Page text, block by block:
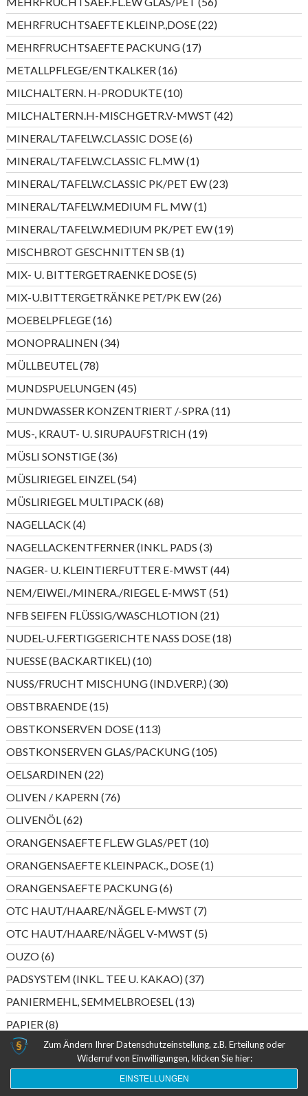
Produkte
MEHRFRUCHTSAEFTE KLEINP.,DOSE 2222
Produkte
MEHRFRUCHTSAEFTE PACKUNG 1717
Produkte
METALLPFLEGE/ENTKALKER 1616
Produkte
MILCHALTERN. H-PRODUKTE 1010
Produkte
MILCHALTERN.H-MISCHGETR.V-MWST 4242
Produkte
MINERAL/TAFELW.CLASSIC DOSE 66
Produkte
MINERAL/TAFELW.CLASSIC FL.MW 11
Produkt
MINERAL/TAFELW.CLASSIC PK/PET EW 2323
Produkte
MINERAL/TAFELW.MEDIUM FL. MW 11
Produkt
MINERAL/TAFELW.MEDIUM PK/PET EW 1919
Produkte
MISCHBROT GESCHNITTEN SB 11
Produkt
MIX- U. BITTERGETRAENKE DOSE 55
Produkte
MIX-U.BITTERGETRÄNKE PET/PK EW 2626
Produkte
MOEBELPFLEGE 1616
Produkte
MONOPRALINEN 3434
Produkte
MÜLLBEUTEL 7878
Produkte
MUNDSPUELUNGEN 4545
Produkte
MUNDWASSER KONZENTRIERT /-SPRA 1111
Produkte
MUS-, KRAUT- U. SIRUPAUFSTRICH 1919
Produkte
MÜSLI SONSTIGE 3636
Produkte
MÜSLIRIEGEL EINZEL 5454
Produkte
MÜSLIRIEGEL MULTIPACK 6868
Produkte
NAGELLACK 44
Produkte
NAGELLACKENTFERNER (INKL. PADS 33
Produkte
NAGER- U. KLEINTIERFUTTER E-MWST 4444
Produkte
NEM/EIWEI./MINERA./RIEGEL E-MWST 5151
Produkte
NFB SEIFEN FLÜSSIG/WASCHLOTION 2121
Produkte
NUDEL-U.FERTIGGERICHTE NASS DOSE 1818
Produkte
NUESSE (BACKARTIKEL) 1010
Produkte
NUSS/FRUCHT MISCHUNG (IND.VERP.) 3030
Produkte
OBSTBRAENDE 1515
Produkte
OBSTKONSERVEN DOSE 113113
Produkte
OBSTKONSERVEN GLAS/PACKUNG 105105
Produkte
OELSARDINEN 2222
Produkte
OLIVEN / KAPERN 7676
Produkte
OLIVENÖL 6262
Produkte
ORANGENSAEFTE FL.EW GLAS/PET 1010
Produkte
ORANGENSAEFTE KLEINPACK., DOSE 11
Produkt
ORANGENSAEFTE PACKUNG 66
Produkte
OTC HAUT/HAARE/NÄGEL E-MWST 77
Produkte
OTC HAUT/HAARE/NÄGEL V-MWST 55
Produkte
OUZO 66
Produkte
PADSYSTEM (INKL. TEE U. KAKAO) 3737
Produkte
PANIERMEHL, SEMMELBROESEL 1313
Produkte
PAPIER 88
Produkte
PAPIERTASCHENTUECHER 4444
Produkte
PASTETEN (FISCHKONSERVEN) 44
Produkte
PASTETEN (WURST) 66
Zum Ändern Ihrer Datenschutzeinstellung, z.B. Erteilung oder
Widerruf von Einwilligungen, klicken Sie hier:
EINSTELLUNGEN